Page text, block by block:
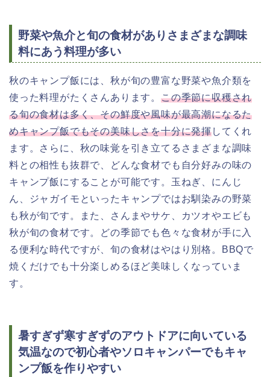
野菜や魚介と旬の食材がありさまざまな調味
料にあう料理が多い
秋のキャンプ飯には、秋が旬の豊富な野菜や魚介類を
使った料理がたくさんあります。この季節に収穫され
る旬の食材は多く、その鮮度や風味が最高潮になるた
めキャンプ飯でもその美味しさを十分に発揮してくれ
ます。さらに、秋の味覚を引き立てるさまざまな調味
料との相性も抜群で、どんな食材でも自分好みの味の
キャンプ飯にすることが可能です。玉ねぎ、にんじ
ん、ジャガイモといったキャンプではお馴染みの野菜
も秋が旬です。また、さんまやサケ、カツオやエビも
秋が旬の食材です。どの季節でも色々な食材が手に入
る便利な時代ですが、 旬の食材はやはり別格。BBQで
焼くだけでも十分楽しめるほど美味しくなっていま
す。
暑すぎず寒すぎずのアウトドアに向いている
気温なので初心者やソロキャンパーでもキャ
ンプ飯を作りやすい